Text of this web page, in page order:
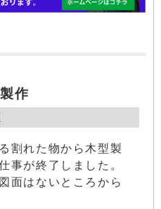
作
割れた物から木型製
事が終了しました。
面はないところから